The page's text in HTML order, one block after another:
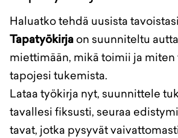
Haluatko tehdä uusista
Tapatyökirja on suunniteltu
miettimään, mikä toimii ja miten
tapojesi tukemista.
Lataa työkirja nyt, suunnittele
tavallesi fiksusti, seuraa
tavat, jotka pysyvät